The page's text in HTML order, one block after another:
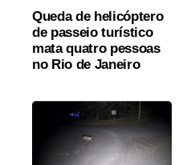
Queda de helicóptero
de passeio turístico
mata quatro pessoas
no Rio de Janeiro